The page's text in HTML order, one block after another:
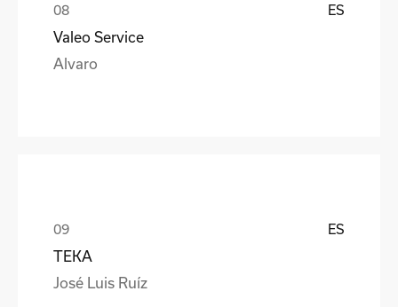
ES
Valeo Service
Alvaro
ES
TEKA
José Luis Ruíz